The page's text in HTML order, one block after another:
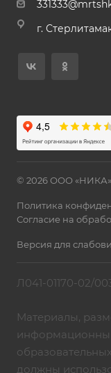
г.
© 2026 ООО «НИКА»
Политика
Согласие на
Версия для
Л041-01170-02/
Материалы,
должны